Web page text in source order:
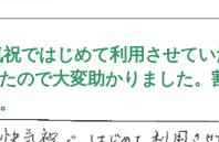
ではじめて利用させて
ので大変助かりました。